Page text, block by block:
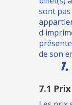
sont
de son
7.
7.1 Prix